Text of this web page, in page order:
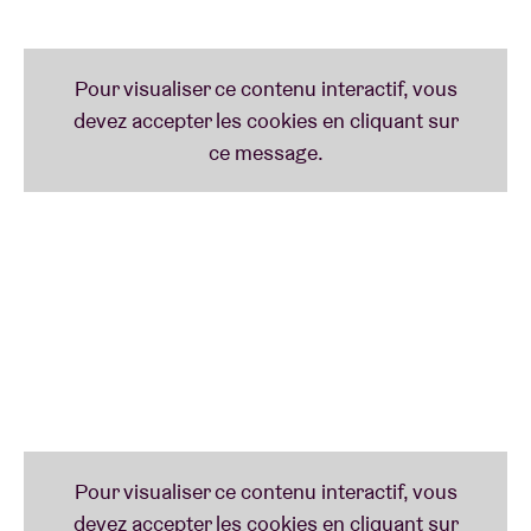
ce que nous avions besoin de dire sans filtre."
En ce qui concerne leurs concerts en live, Thievery
Corporation évite les clichés typiques de la danse
de plusieurs instruments et chanteurs vous
emmène dans un voyage musical", explique Garza.
"Nous avons un joueur de sitar, les chansons sont